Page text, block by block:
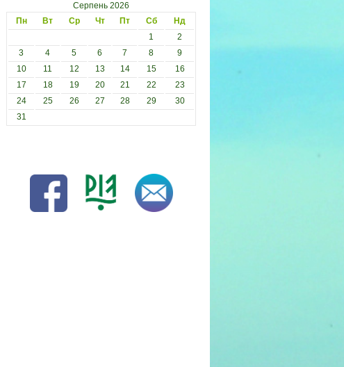
Серпень 2026
Пн
Вт Ср Чт Пт Сб
Нд
1
2
3
4 5 6 7 8
9
10
11 12 13 14 15
16
17
18 19 20 21 22
23
24
25 26 27 28 29
30
31